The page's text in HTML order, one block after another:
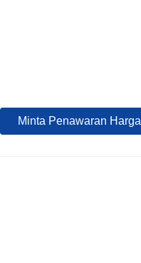
Minta Penawaran Harga